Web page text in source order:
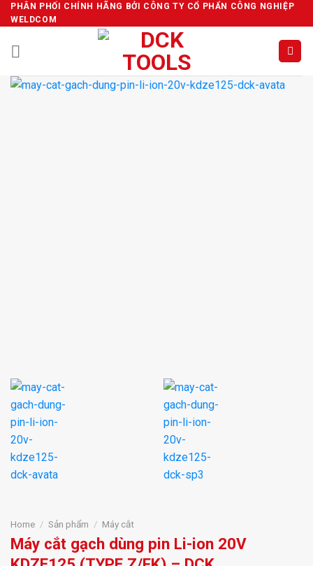
Skip
to
content
PHÂN PHỐI CHÍNH HÃNG BỞI CÔNG TY CỔ PHẨN CÔNG NGHIỆP
WELDCOM
Home / Sản phẩm / Máy cắt
Máy cắt gạch dùng pin Li-ion 20V